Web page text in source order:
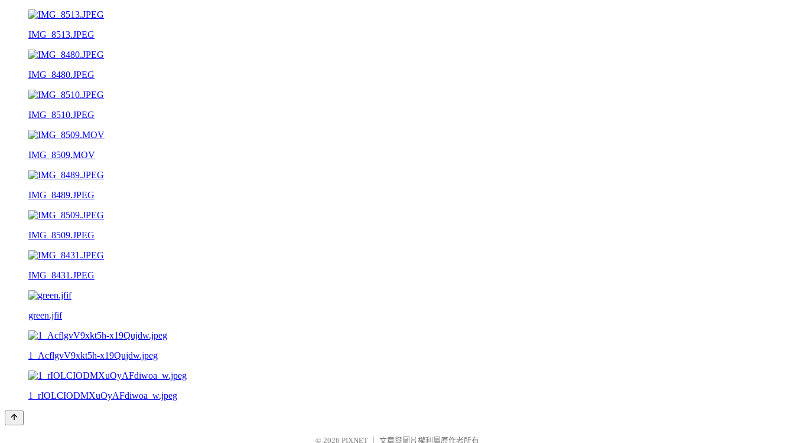
IMG_8513.JPEG
IMG_8480.JPEG
IMG_8510.JPEG
IMG_8509.MOV
IMG_8489.JPEG
IMG_8509.JPEG
IMG_8431.JPEG
green.jfif
1_AcflgvV9xkt5h-x19Qujdw.jpeg
1_rIOLCIODMXuOyAFdiwoa_w.jpeg
© 2026 PIXNET 文章與圖片權利屬原作者所有